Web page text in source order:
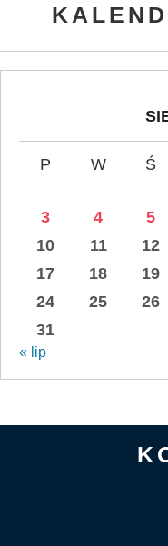
P W Ś
3
4 5
10
11 12
17
18 19
24
25 26
31
« lip